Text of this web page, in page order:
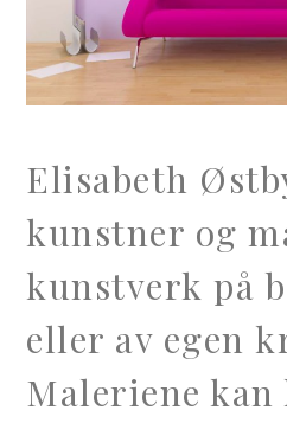
Elisabeth
kunstner og
kunstverk på
eller av egen
Maleriene kan